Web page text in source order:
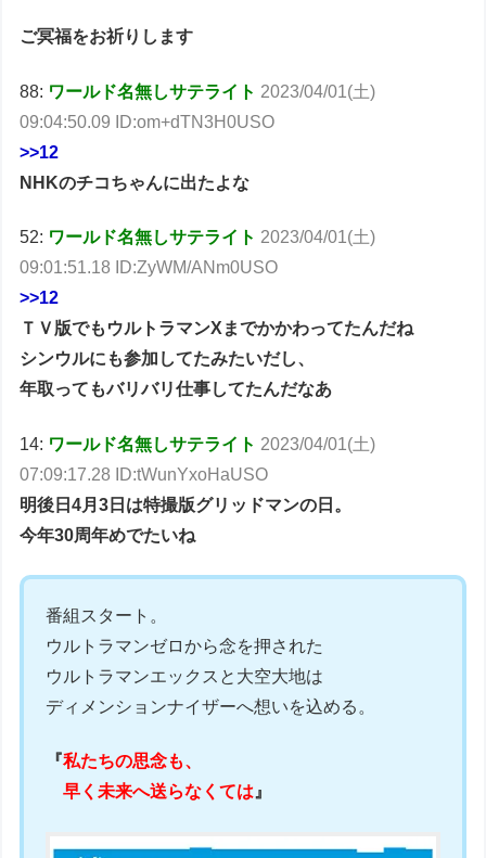
ご冥福をお祈りします
88: ワールド名無しサテライト 2023/04/01(土)
09:04:50.09 ID:om+dTN3H0USO
>>12
NHKのチコちゃんに出たよな
52: ワールド名無しサテライト 2023/04/01(土)
09:01:51.18 ID:ZyWM/ANm0USO
>>12
ＴＶ版でもウルトラマンXまでかかわってたんだね
シンウルにも参加してたみたいだし、
年取ってもバリバリ仕事してたんだなあ
14: ワールド名無しサテライト 2023/04/01(土)
07:09:17.28 ID:tWunYxoHaUSO
明後日4月3日は特撮版グリッドマンの日。
今年30周年めでたいね
番組スタート。
ウルトラマンゼロから念を押された
ウルトラマンエックスと大空大地は
ディメンションナイザーへ想いを込める。
『私たちの思念も、
早く未来へ送らなくては』